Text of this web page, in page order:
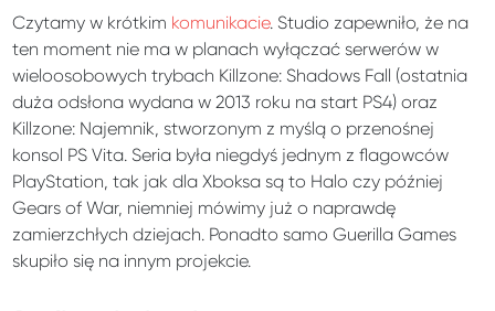
Czytamy w krótkim komunikacie. Studio zapewniło, że na
ten moment nie ma w planach wyłączać serwerów w
wieloosobowych trybach Killzone: Shadows Fall (ostatnia
duża odsłona wydana w 2013 roku na start PS4) oraz
Killzone: Najemnik, stworzonym z myślą o przenośnej
konsol PS Vita. Seria była niegdyś jednym z flagowców
PlayStation, tak jak dla Xboksa są to Halo czy później
Gears of War, niemniej mówimy już o naprawdę
zamierzchłych dziejach. Ponadto samo Guerilla Games
skupiło się na innym projekcie.